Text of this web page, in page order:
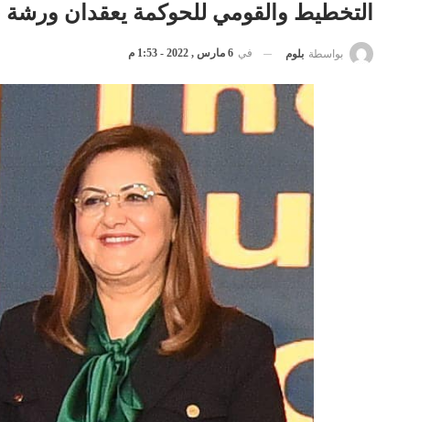
التخطيط والقومي للحوكمة يعقدان ورشة
بواسطة بلوم في 6 مارس , 2022 - 1:53 م